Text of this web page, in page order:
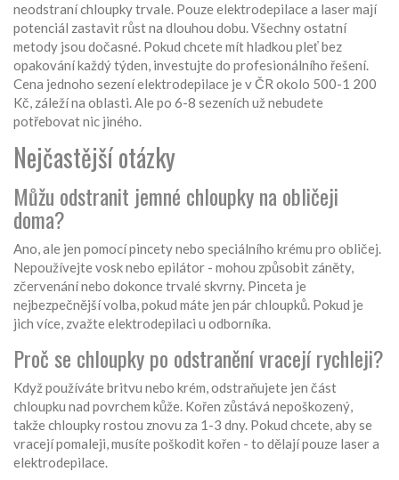
neodstraní chloupky trvale. Pouze elektrodepilace a laser mají
potenciál zastavit růst na dlouhou dobu. Všechny ostatní
metody jsou dočasné. Pokud chcete mít hladkou pleť bez
opakování každý týden, investujte do profesionálního řešení.
Cena jednoho sezení elektrodepilace je v ČR okolo 500-1 200
Kč, záleží na oblasti. Ale po 6-8 sezeních už nebudete
potřebovat nic jiného.
Nejčastější otázky
Můžu odstranit jemné chloupky na obličeji
doma?
Ano, ale jen pomocí pincety nebo speciálního krému pro obličej.
Nepoužívejte vosk nebo epilátor - mohou způsobit záněty,
zčervenání nebo dokonce trvalé skvrny. Pinceta je
nejbezpečnější volba, pokud máte jen pár chloupků. Pokud je
jich více, zvažte elektrodepilaci u odborníka.
Proč se chloupky po odstranění vracejí rychleji?
Když používáte britvu nebo krém, odstraňujete jen část
chloupku nad povrchem kůže. Kořen zůstává nepoškozený,
takže chloupky rostou znovu za 1-3 dny. Pokud chcete, aby se
vracejí pomaleji, musíte poškodit kořen - to dělají pouze laser a
elektrodepilace.